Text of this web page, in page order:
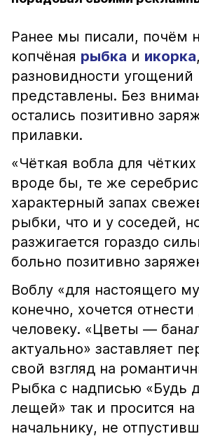
Ранее мы писали, почём
копчёная рыбка и икорка
разновидности угощений
представлены. Без
остались позитивно
прилавки.
«Чёткая вобла для
вроде бы, те же
характерный запах
рыбки, что и у соседей,
разжигается гораздо
больно позитивно
Воблу «для настоящего
конечно, хочется
человеку. «Цветы —
актуально» заставляет
свой взгляд на
Рыбка с надписью «Будь
лещей» так и просится на
начальнику, не